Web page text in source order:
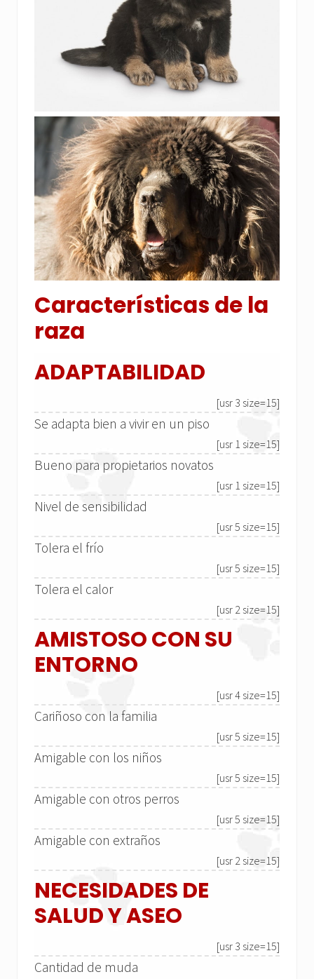
Características de la
raza
ADAPTABILIDAD
[usr 3 size=15]
Se adapta bien a vivir en un piso
[usr 1 size=15]
Bueno para propietarios novatos
[usr 1 size=15]
Nivel de sensibilidad
[usr 5 size=15]
Tolera el frío
[usr 5 size=15]
Tolera el calor
[usr 2 size=15]
AMISTOSO CON SU
ENTORNO
[usr 4 size=15]
Cariñoso con la familia
[usr 5 size=15]
Amigable con los niños
[usr 5 size=15]
Amigable con otros perros
[usr 5 size=15]
Amigable con extraños
[usr 2 size=15]
NECESIDADES DE
SALUD Y ASEO
[usr 3 size=15]
Cantidad de muda